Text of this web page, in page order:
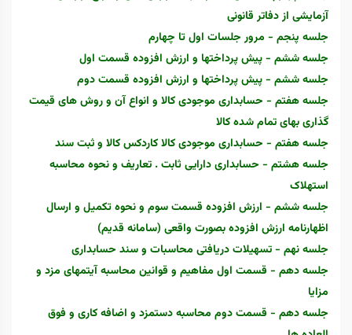
آزمایشی از دفاتر قانونی
جلسه پنجم - مرور جلسات اول تا چهارم
جلسه ششم - پیش پرداختها و ارزش افزوده قسمت اول
جلسه ششم - پیش پرداختها و ارزش افزوده قسمت دوم
جلسه هفتم - حسابداری موجودی کالا و انواع آن و روش های قیمت
گذاری بهای تمام شده کالا
جلسه هفتم - حسابداری موجودی کالا کاردکس کالا و ثبت سند
جلسه هشتم - حسابداری دارایی ثابت . تعاریف و نحوه محاسبه
استهلاک
جلسه ششم - ارزش افزوده قسمت سوم و نحوه تکمیل و ارسال
اظهارنامه ارزش افزوده بصورت واقعی (سامانه قدیم)
جلسه نهم - تسهیلات دریافتی محاسبات و سند حسابداری
جلسه دهم - قسمت اول مفاهیم و قوانین محاسبه آیتمهای مزد و
مزایا
جلسه دهم - قسمت دوم محاسبه دستمزد و اضافه کاری و فوق